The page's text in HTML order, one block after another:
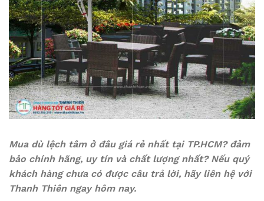
Mua dù lệch tâm ở đâu giá rẻ nhất tại TP.HCM? đảm
bảo chính hãng, uy tín và chất lượng nhất? Nếu quý
khách hàng chưa có được câu trả lời, hãy liên hệ với
Thanh Thiên ngay hôm nay.